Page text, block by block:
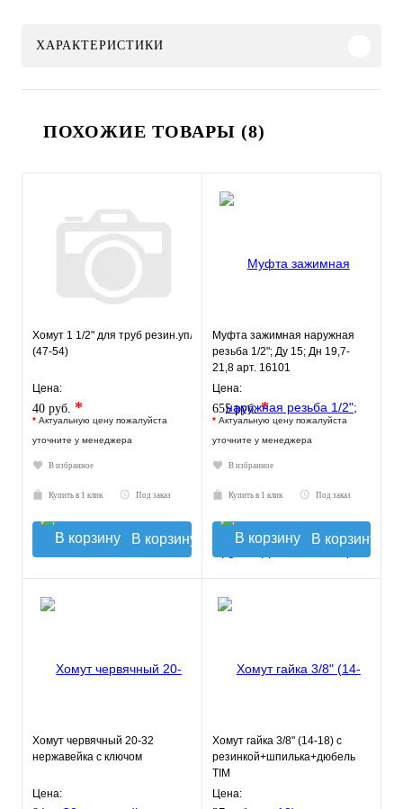
ХАРАКТЕРИСТИКИ
ПОХОЖИЕ ТОВАРЫ (8)
Хомут 1 1/2" для труб резин.уплотнение шпилька 8х80мм
(47-54)
Цена:
40 руб. *
* Актуальную цену пожалуйста
уточните у менеджера
В избранное
Купить в 1 клик Под заказ
В корзину
Муфта зажимная наружная
резьба 1/2"; Ду 15; Дн 19,7-
21,8 арт. 16101
Цена:
655 руб.*
* Актуальную цену пожалуйста
уточните у менеджера
В избранное
Купить в 1 клик Под заказ
В корзину
Хомут червячный 20-32
нержавейка с ключом
Цена:
Хомут гайка 3/8" (14-18) с
резинкой+шпилька+дюбель
TIM
Цена: